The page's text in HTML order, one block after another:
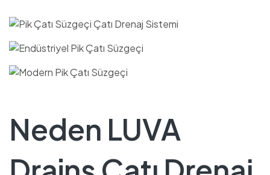
Neden LUVA